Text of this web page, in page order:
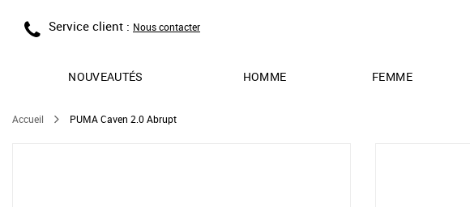
Service client : Nous contacter
NOUVEAUTÉS HOMME FEMME
Accueil PUMA Caven 2.0 Abrupt